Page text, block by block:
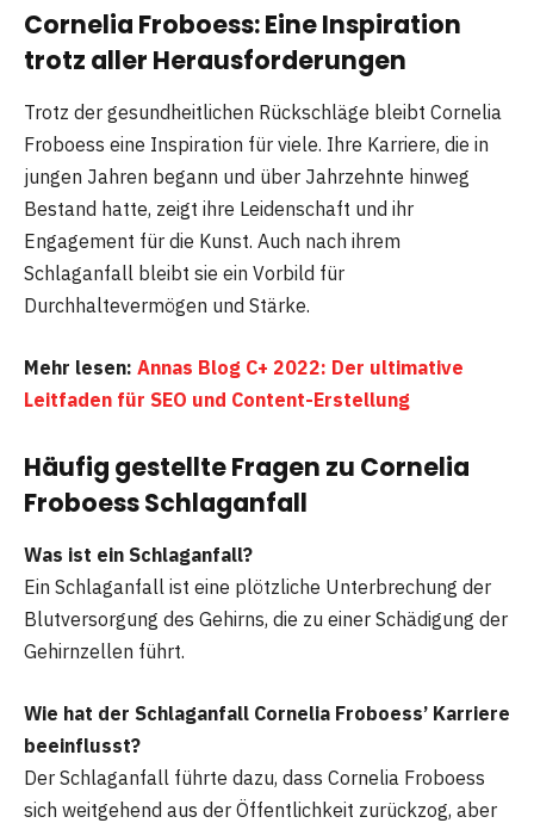
Cornelia Froboess: Eine Inspiration
trotz aller Herausforderungen
Trotz der gesundheitlichen Rückschläge bleibt Cornelia
Froboess eine Inspiration für viele. Ihre Karriere, die in
jungen Jahren begann und über Jahrzehnte hinweg
Bestand hatte, zeigt ihre Leidenschaft und ihr
Engagement für die Kunst. Auch nach ihrem
Schlaganfall bleibt sie ein Vorbild für
Durchhaltevermögen und Stärke.
Mehr lesen: Annas Blog C+ 2022: Der ultimative
Leitfaden für SEO und Content-Erstellung
Häufig gestellte Fragen zu Cornelia
Froboess Schlaganfall
Was ist ein Schlaganfall?
Ein Schlaganfall ist eine plötzliche Unterbrechung der
Blutversorgung des Gehirns, die zu einer Schädigung der
Gehirnzellen führt.
Wie hat der Schlaganfall Cornelia Froboess’ Karriere
beeinflusst?
Der Schlaganfall führte dazu, dass Cornelia Froboess
sich weitgehend aus der Öffentlichkeit zurückzog, aber